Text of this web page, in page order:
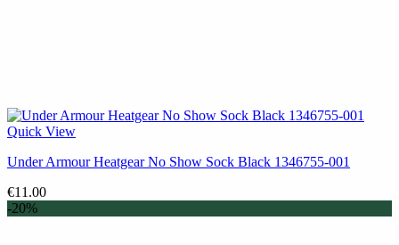
Quick View
Under Armour Heatgear No Show Sock Black 1346755-001
€11.00
-20%